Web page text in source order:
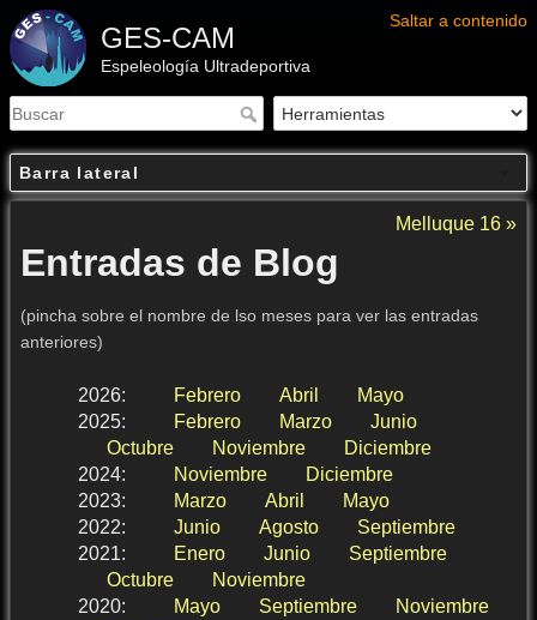
Saltar a contenido
GES-CAM
Espeleología Ultradeportiva
Barra lateral
Melluque 16 »
Entradas de Blog
(pincha sobre el nombre de lso meses para ver las entradas
anteriores)
2026: Febrero Abril
Mayo
2025: Febrero Marzo
Junio
Octubre
Noviembre
Diciembre
2024: Noviembre
Diciembre
2023: Marzo Abril
Mayo
2022: Junio Agosto
Septiembre
2021: Enero Junio
Septiembre
Octubre
Noviembre
2020: Mayo Septiembre
Noviembre